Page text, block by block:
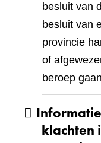
besluit van
besluit van
provincie
of
beroep
klachten